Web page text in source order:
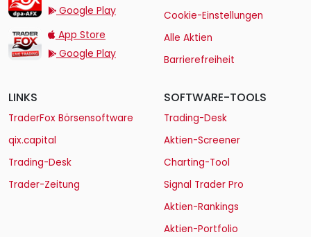
Google Play
TraderFox Live Trading
App Store
Google Play
Cookie-Einstellungen
Alle Aktien
Barrierefreiheit
LINKS
TraderFox Börsensoftware
qix.capital
Trading-Desk
Trader-Zeitung
SOFTWARE-TOOLS
Trading-Desk
Aktien-Screener
Charting-Tool
Signal Trader Pro
Aktien-Rankings
Aktien-Portfolio